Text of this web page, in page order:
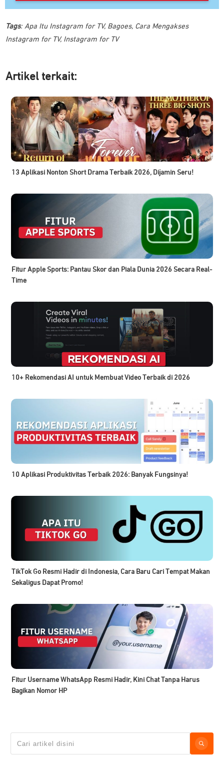
Tags: Apa Itu Instagram for TV, Bagoes, Cara Mengakses
Instagram for TV, Instagram for TV
Artikel terkait:
13 Aplikasi Nonton Short Drama Terbaik 2026, Dijamin Seru!
Fitur Apple Sports: Pantau Skor dan Piala Dunia 2026 Secara Real-
Time
10+ Rekomendasi AI untuk Membuat Video Terbaik di 2026
10 Aplikasi Produktivitas Terbaik 2026: Banyak Fungsinya!
TikTok Go Resmi Hadir di Indonesia, Cara Baru Cari Tempat Makan
Sekaligus Dapat Promo!
Fitur Username WhatsApp Resmi Hadir, Kini Chat Tanpa Harus
Bagikan Nomor HP